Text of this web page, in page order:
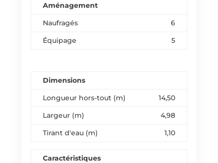
Aménagement
Naufragés
6
Équipage
5
Dimensions
Longueur hors-tout (m)
14,50
Largeur (m)
4,98
Tirant d'eau (m)
1,10
Caractéristiques